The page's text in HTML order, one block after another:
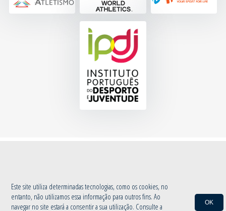
Este site utiliza determinadas tecnologias, como os cookies, no
entanto, não utilizamos essa informação para outros fins. Ao
navegar no site estará a consentir a sua utilização. Consulte a
OK